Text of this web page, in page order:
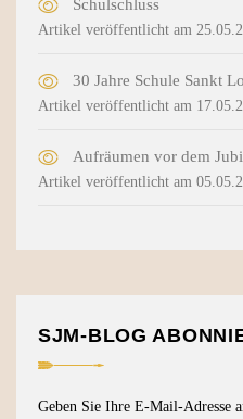
Schulschluss
Artikel veröffentlicht am
30 Jahre Schule Sankt
Artikel veröffentlicht am
Aufräumen vor dem
Artikel veröffentlicht am
SJM-BLOG
Geben Sie Ihre E-Mail-Adresse